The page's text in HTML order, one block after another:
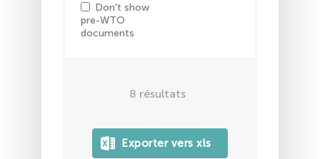
Don't show
pre-WTO
documents
8 résultats